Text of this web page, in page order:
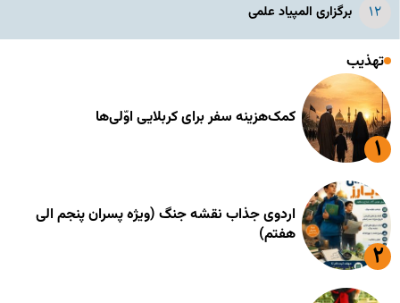
برگزاری المپیاد علمی
تهذیب
کمک‌هزینه سفر برای کربلایی اوّلی‌ها
اردوی جذاب نقشه جنگ (ویژه پسران پنجم الی
هفتم)